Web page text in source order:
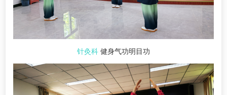
针灸科 健身气功明目功